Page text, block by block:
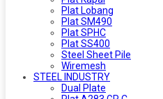
Plat Lobang
Plat SM490
Plat SPHC
Plat SS400
Steel Sheet Pile
Wiremesh
STEEL INDUSTRY
Dual Plate